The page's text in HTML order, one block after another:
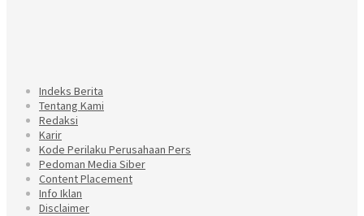
Indeks Berita
Tentang Kami
Redaksi
Karir
Kode Perilaku Perusahaan Pers
Pedoman Media Siber
Content Placement
Info Iklan
Disclaimer